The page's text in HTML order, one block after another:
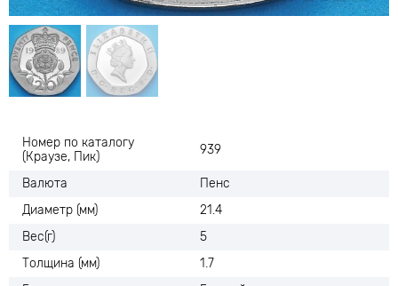
Номер по каталогу
(Краузе, Пик)
939
Валюта
Пенс
Диаметр (мм)
21.4
Вес(г)
5
Толщина (мм)
1.7